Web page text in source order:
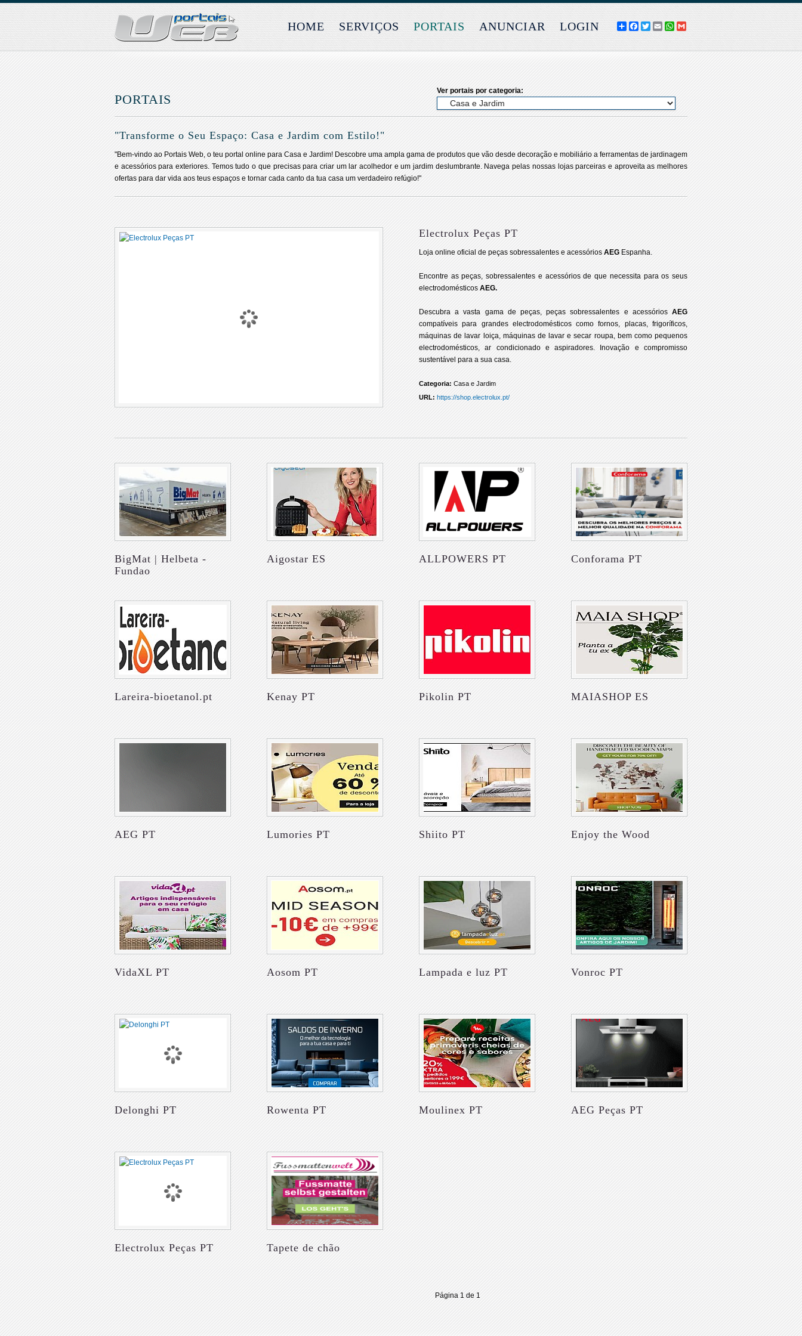
HOME SERVIÇOS PORTAIS ANUNCIAR LOGIN COMPARTILHE
FACEBOOK
TWITTER
EMAIL
WHATSAPP
GMAIL
PORTAIS
Ver portais por categoria:
"Transforme o Seu Espaço: Casa e Jardim com Estilo!"
"Bem-vindo ao Portais Web, o teu portal online para Casa e Jardim! Descobre uma ampla gama de produtos que vão desde decoração e mobiliário a ferramentas de jardinagem
e acessórios para exteriores. Temos tudo o que precisas para criar um lar acolhedor e um jardim deslumbrante. Navega pelas nossas lojas parceiras e aproveita as melhores
ofertas para dar vida aos teus espaços e tornar cada canto da tua casa um verdadeiro refúgio!"
Electrolux Peças PT
Loja online oficial de peças sobressalentes e acessórios AEG Espanha.
Encontre as peças, sobressalentes e acessórios de que necessita para os seus
electrodomésticos AEG.
Descubra a vasta gama de peças, peças sobressalentes e acessórios AEG
compatíveis para grandes electrodomésticos como fornos, placas, frigoríficos,
máquinas de lavar loiça, máquinas de lavar e secar roupa, bem como pequenos
electrodomésticos, ar condicionado e aspiradores. Inovação e compromisso
sustentável para a sua casa.
Categoria: Casa e Jardim
URL: https://shop.electrolux.pt/
BigMat | Helbeta -
Fundao
Aigostar ES ALLPOWERS PT Conforama PT
Lareira-bioetanol.pt Kenay PT Pikolin PT MAIASHOP ES
AEG PT Lumories PT Shiito PT Enjoy the Wood
VidaXL PT Aosom PT Lampada e luz PT Vonroc PT
Delonghi PT Rowenta PT Moulinex PT AEG Peças PT
Electrolux Peças PT Tapete de chão
Página 1 de 1